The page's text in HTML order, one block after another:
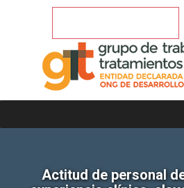
Actitud de personal